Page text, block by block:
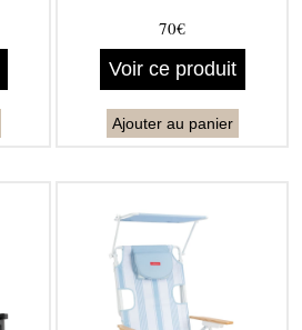
70€
Voir ce produit
Ajouter au panier